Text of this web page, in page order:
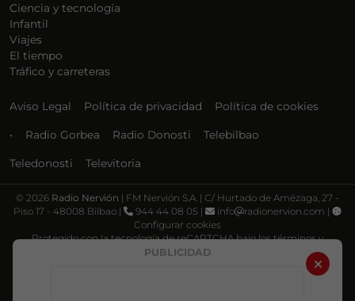
PUBLICIDAD
Ciencia y tecnología
Infantil
Viajes
El tiempo
Tráfico y carreteras
Aviso Legal Política de privacidad Política de cookies
• Radio Gorbea Radio Donosti Telebilbao
Teledonosti Televitoria
© 2026 Radio Nervión | FM Nervión S.A. | C/ Hurtado de Amézaga, 27 -
Piso 17 - 48008 Bilbao |
944 44 08 05 | info
radionervion.com |
Configurar cookies
Protegido con la tecnología de reCAPTCHA bajo los términos y
Política de privacidad Términos de servicio